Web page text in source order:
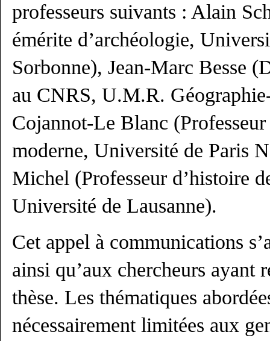
professeurs suivants : Alain
émérite d’archéologie,
Sorbonne), Jean-Marc Besse
au CNRS, U.M.R.
Cojannot-Le Blanc (Professeur
moderne, Université de Paris
Michel (Professeur d’histoire
Université de Lausanne).
Cet appel à communications
ainsi qu’aux chercheurs ayant
thèse. Les thématiques
nécessairement limitées aux